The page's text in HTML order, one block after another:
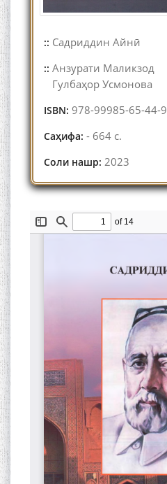
:: Садриддин Айнӣ
:: Анзурати Маликзод
Гулбаҳор Усмонова
ISBN: 978-99985-65-44-9
Саҳифа: - 664 с.
Соли нашр: 2023